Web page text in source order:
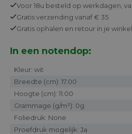
Voor 18u besteld op werkdagen,
Gratisverzending vanaf € 35
Gratis ophalen en retour in je winkel
In een notendop:
Kleur: wit
Breedte (cm): 17.00
Hoogte (cm): 11.00
Grammage (g/m²): 0g
Foliedruk: None
Proefdruk mogelijk: Ja